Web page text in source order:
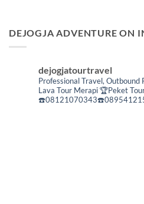
DEJOGJA ADVENTURE ON
dejogjatourtravel
Professional Travel,Outbound
Lava Tour Merapi🏆Peket